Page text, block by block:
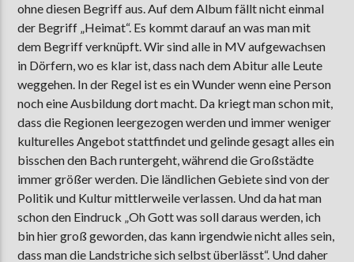
ohne diesen Begriff aus. Auf dem Album fällt nicht einmal
der Begriff „Heimat“. Es kommt darauf an was man mit
dem Begriff verknüpft. Wir sind alle in MV aufgewachsen
in Dörfern, wo es klar ist, dass nach dem Abitur alle Leute
weggehen. In der Regel ist es ein Wunder wenn eine Person
noch eine Ausbildung dort macht. Da kriegt man schon mit,
dass die Regionen leergezogen werden und immer weniger
kulturelles Angebot stattfindet und gelinde gesagt alles ein
bisschen den Bach runtergeht, während die Großstädte
immer größer werden. Die ländlichen Gebiete sind von der
Politik und Kultur mittlerweile verlassen. Und da hat man
schon den Eindruck „Oh Gott was soll daraus werden, ich
bin hier groß geworden, das kann irgendwie nicht alles sein,
dass man die Landstriche sich selbst überlässt“. Und daher